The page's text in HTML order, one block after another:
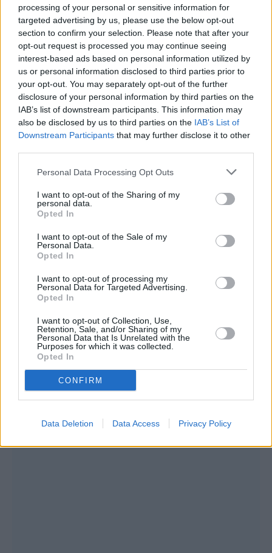
processing of your personal or sensitive information for
targeted advertising by us, please use the below opt-out
section to confirm your selection. Please note that after your
opt-out request is processed you may continue seeing
interest-based ads based on personal information utilized by
us or personal information disclosed to third parties prior to
your opt-out. You may separately opt-out of the further
disclosure of your personal information by third parties on the
IAB’s list of downstream participants. This information may
also be disclosed by us to third parties on the IAB’s List of
Downstream Participants that may further disclose it to other
Personal Data Processing Opt Outs
I want to opt-out of the Sharing of my
personal data.
Opted In
I want to opt-out of the Sale of my
Personal Data.
Opted In
I want to opt-out of processing my
Personal Data for Targeted Advertising.
Opted In
I want to opt-out of Collection, Use,
Retention, Sale, and/or Sharing of my
Personal Data that Is Unrelated with the
Purposes for which it was collected.
Opted In
CONFIRM
Data Deletion Data Access Privacy Policy
Η μεγάλη ανατροπή όμως θα έρθει το
Σαββατοκύριακο σε όλη τη χώρα με την
βαθμούς. Κάπως έτσι θα επανέλθει σε
παράλληλα θα επικρατήσουν ενισχυμένοι
βόρειοι άνεμοι.